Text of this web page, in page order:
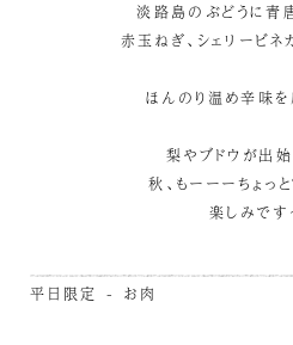
淡路島のぶどうに青
赤玉ねぎ、シェリービネ
ほんのり温め辛味
梨やブドウが出
秋、もーーーちょっ
楽しみで
平日限定 - お肉